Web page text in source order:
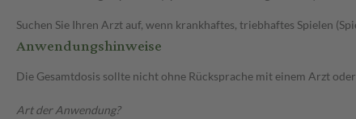
Suchen Sie Ihren Arzt auf, wenn krankhaftes, triebhaftes Spielen
Anwendungshinweise
Die Gesamtdosis sollte nicht ohne Rücksprache mit einem Arzt
Art der Anwendung?